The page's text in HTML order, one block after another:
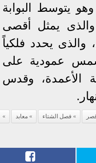
يتوسط البوابة
والذى يمثل أقصى
يحدد فلكياً
عمودية على
الأعمدة، وقدس
فصل الشتاء معابد